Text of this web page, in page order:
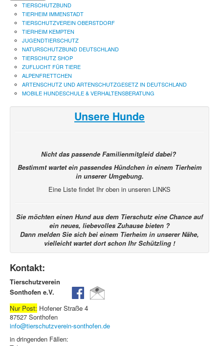
TIERSCHUTZBUND
TIERHEIM IMMENSTADT
TIERSCHUTZVEREIN OBERSTDORF
TIERHEIM KEMPTEN
JUGENDTIERSCHUTZ
NATURSCHUTZBUND DEUTSCHLAND
TIERSCHUTZ SHOP
ZUFLUCHT FÜR TIERE
ALPENFRETTCHEN
ARTENSCHUTZ UND ARTENSCHUTZGESETZ IN DEUTSCHLAND
MOBILE HUNDESCHULE & VERHALTENSBERATUNG
Unsere Hunde
Nicht das passende Familienmitgleid dabei?
Bestimmt wartet ein passendes Hündchen in einem Tierheim
in unserer Umgebung.
Eine Liste findet Ihr oben in unseren LINKS
Sie möchten einen Hund aus dem Tierschutz eine Chance auf
ein neues, liebevolles Zuhause bieten ?
Dann melden Sie sich bei einem Tierheim in unserer Nähe,
vielleicht wartet dort schon Ihr Schützling !
Kontakt:
Tierschutzverein
Sonthofen e.V.
Nur Post: Hofener Straße 4
87527 Sonthofen
info@tierschutzverein-sonthofen.de
in dringenden Fällen: